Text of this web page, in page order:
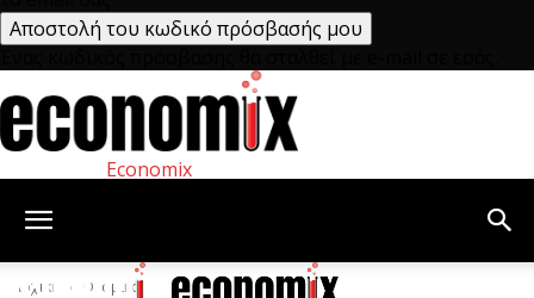
Economix
Αρχική Θεσμικά